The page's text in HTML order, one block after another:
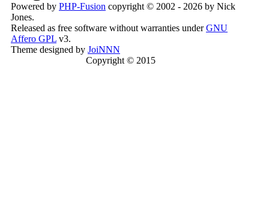
Powered by PHP-Fusion copyright © 2002 - 2026 by Nick
Jones.
Released as free software without warranties underGNU
Affero GPL v3.
Theme designed by JoiNNN
Copyright © 2015